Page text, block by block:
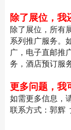
除了展位，我
除了展位，所有
系列推广服务。
广，电子直邮推
务，酒店预订服
更多问题，我
如需更多信息，
联系方式：郭辉